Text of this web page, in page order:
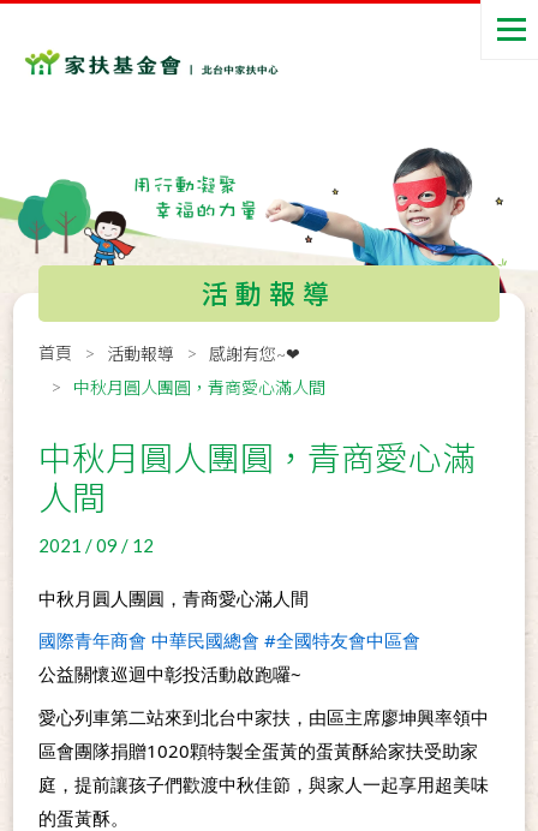
活動報導
首頁 活動報導
感謝有您~❤
中秋月圓人團圓，青商愛心滿人間
中秋月圓人團圓，青商愛心滿
人間
2021 / 09 / 12
中秋月圓人團圓，青商愛心滿人間
國際青年商會 中華民國總會 #全國特友會中區會
公益關懷巡迴中彰投活動啟跑囉~
愛心列車第二站來到北台中家扶，由區主席廖坤興率領中
區會團隊捐贈1020顆特製全蛋黃的蛋黃酥給家扶受助家
庭，提前讓孩子們歡渡中秋佳節，與家人一起享用超美味
的蛋黃酥。